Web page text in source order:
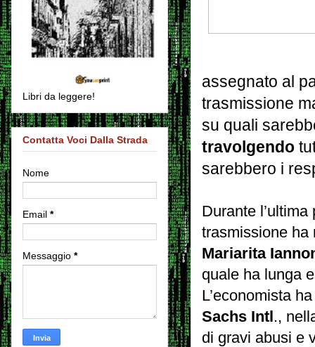
assegnato al
trasmissione
su quali
travolgendo
sarebbero i
Durante
trasmissione ha
Mariarita
quale ha lunga
L’economista
Sachs Intl .,
di gravi abusi e
Libri da leggere!
Contatta Voci Dalla Strada
Nome
Email *
Messaggio *